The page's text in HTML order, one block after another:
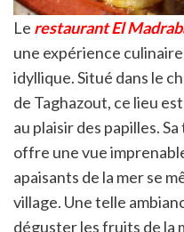
Le restaurant El
une expérience
idyllique. Situé dans le
de Taghazout, ce lieu
au plaisir des papilles.
offre une vue
apaisants de la mer se
village. Une telle
déguster les fruits de la